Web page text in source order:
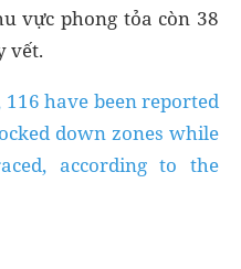
vực phong tỏa còn 38
vết.
have been reported
down zones while
according to the